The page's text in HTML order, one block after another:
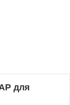
для